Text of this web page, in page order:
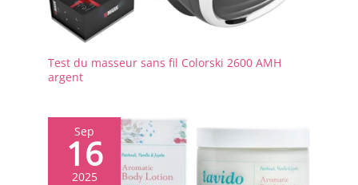
Test du masseur sans fil Colorski 2600 AMH
argent
Sep
16
2025